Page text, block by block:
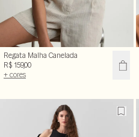
Regata Malha Canelada
R$ 159,00
+ cores